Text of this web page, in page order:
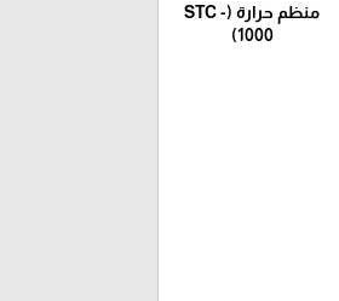
منظم حرارة (STC -
1000)